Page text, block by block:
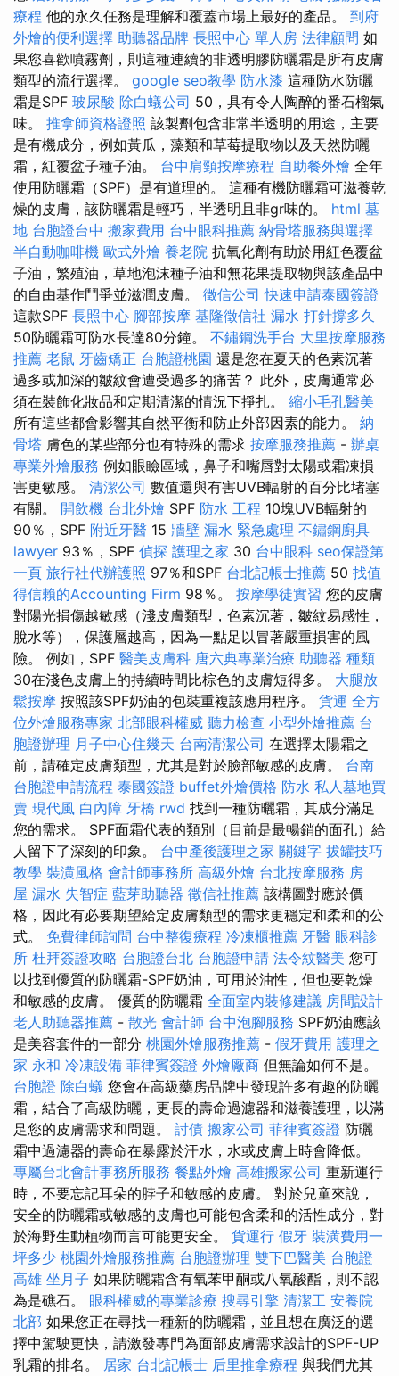
療程 他的永久任務是理解和覆蓋市場上最好的產品。 到府
外燴的便利選擇 助聽器品牌 長照中心 單人房 法律顧問 如
果您喜歡噴霧劑，則這種連續的非透明膠防曬霜是所有皮膚
類型的流行選擇。 google seo教學 防水漆 這種防水防曬
霜是SPF 玻尿酸 除白蟻公司 50，具有令人陶醉的番石榴氣
味。 推拿師資格證照 該製劑包含非常半透明的用途，主要
是有機成分，例如黃瓜，藻類和草莓提取物以及天然防曬
霜，紅覆盆子種子油。 台中肩頸按摩療程 自助餐外燴 全年
使用防曬霜（SPF）是有道理的。 這種有機防曬霜可滋養乾
燥的皮膚，該防曬霜是輕巧，半透明且非gr味的。 html 墓
地 台胞證台中 搬家費用 台中眼科推薦 納骨塔服務與選擇
半自動咖啡機 歐式外燴 養老院 抗氧化劑有助於用紅色覆盆
子油，繁殖油，草地泡沫種子油和無花果提取物與該產品中
的自由基作鬥爭並滋潤皮膚。 徵信公司 快速申請泰國簽證
這款SPF 長照中心 腳部按摩 基隆徵信社 漏水 打針撐多久
50防曬霜可防水長達80分鐘。 不鏽鋼洗手台 大里按摩服務
推薦 老鼠 牙齒矯正 台胞證桃園 還是您在夏天的色素沉著
過多或加深的皺紋會遭受過多的痛苦？ 此外，皮膚通常必
須在裝飾化妝品和定期清潔的情況下掙扎。 縮小毛孔醫美
所有這些都會影響其自然平衡和防止外部因素的能力。 納
骨塔 膚色的某些部分也有特殊的需求 按摩服務推薦 - 辦桌
專業外燴服務 例如眼瞼區域，鼻子和嘴唇對太陽或霜凍損
害更敏感。 清潔公司 數值還與有害UVB輻射的百分比堵塞
有關。 開飲機 台北外燴 SPF 防水 工程 10塊UVB輻射的
90％，SPF 附近牙醫 15 牆壁 漏水 緊急處理 不鏽鋼廚具
lawyer 93％，SPF 偵探 護理之家 30 台中眼科 seo保證第
一頁 旅行社代辦護照 97％和SPF 台北記帳士推薦 50 找值
得信賴的Accounting Firm 98％。 按摩學徒實習 您的皮膚
對陽光損傷越敏感（淺皮膚類型，色素沉著，皺紋易感性，
脫水等），保護層越高，因為一點足以冒著嚴重損害的風
險。 例如，SPF 醫美皮膚科 唐六典專業治療 助聽器 種類
30在淺色皮膚上的持續時間比棕色的皮膚短得多。 大腿放
鬆按摩 按照該SPF奶油的包裝重複該應用程序。 貨運 全方
位外燴服務專家 北部眼科權威 聽力檢查 小型外燴推薦 台
胞證辦理 月子中心住幾天 台南清潔公司 在選擇太陽霜之
前，請確定皮膚類型，尤其是對於臉部敏感的皮膚。 台南
台胞證申請流程 泰國簽證 buffet外燴價格 防水 私人墓地買
賣 現代風 白內障 牙橋 rwd 找到一種防曬霜，其成分滿足
您的需求。 SPF面霜代表的類別（目前是最暢銷的面孔）給
人留下了深刻的印象。 台中產後護理之家 關鍵字 拔罐技巧
教學 裝潢風格 會計師事務所 高級外燴 台北按摩服務 房
屋 漏水 失智症 藍芽助聽器 徵信社推薦 該構圖對應於價
格，因此有必要期望給定皮膚類型的需求更穩定和柔和的公
式。 免費律師詢問 台中整復療程 冷凍櫃推薦 牙醫 眼科診
所 杜拜簽證攻略 台胞證台北 台胞證申請 法令紋醫美 您可
以找到優質的防曬霜-SPF奶油，可用於油性，但也要乾燥
和敏感的皮膚。 優質的防曬霜 全面室內裝修建議 房間設計
老人助聽器推薦 - 散光 會計師 台中泡腳服務 SPF奶油應該
是美容套件的一部分 桃園外燴服務推薦 - 假牙費用 護理之
家 永和 冷凍設備 菲律賓簽證 外燴廠商 但無論如何不是。
台胞證 除白蟻 您會在高級藥房品牌中發現許多有趣的防曬
霜，結合了高級防曬，更長的壽命過濾器和滋養護理，以滿
足您的皮膚需求和問題。 討債 搬家公司 菲律賓簽證 防曬
霜中過濾器的壽命在暴露於汗水，水或皮膚上時會降低。
專屬台北會計事務所服務 餐點外燴 高雄搬家公司 重新運行
時，不要忘記耳朵的脖子和敏感的皮膚。 對於兒童來說，
安全的防曬霜或敏感的皮膚也可能包含柔和的活性成分，對
於海野生動植物而言可能更安全。 貨運行 假牙 裝潢費用一
坪多少 桃園外燴服務推薦 台胞證辦理 雙下巴醫美 台胞證
高雄 坐月子 如果防曬霜含有氧苯甲酮或八氧酸酯，則不認
為是礁石。 眼科權威的專業診療 搜尋引擎 清潔工 安養院
北部 如果您正在尋找一種新的防曬霜，並且想在廣泛的選
擇中駕駛更快，請激發專門為面部皮膚需求設計的SPF-UP
乳霜的排名。 居家 台北記帳士 后里推拿療程 與我們尤其